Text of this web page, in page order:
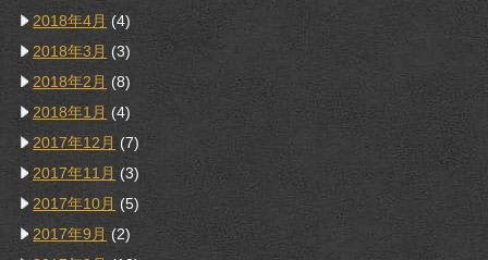
2018年4月 (4)
2018年3月 (3)
2018年2月 (8)
2018年1月 (4)
2017年12月 (7)
2017年11月 (3)
2017年10月 (5)
2017年9月 (2)